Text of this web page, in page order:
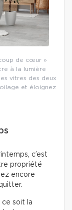
de cœur »
à la lumière
vitres des deux
et éloignez
c’est
propriété
encore
soit la